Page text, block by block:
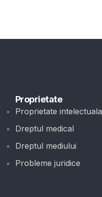
Proprietate
Proprietate intelectuala
Dreptul medical
Dreptul mediului
Probleme juridice